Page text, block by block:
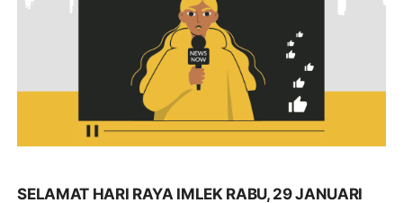
SELAMAT HARI RAYA IMLEK RABU, 29 JANUARI